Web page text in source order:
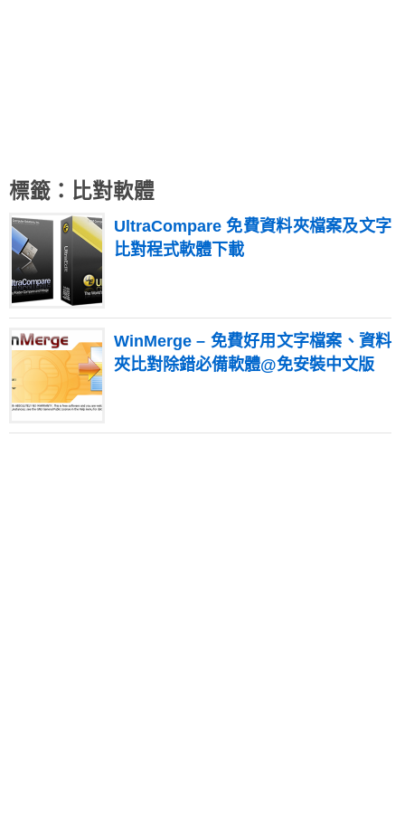
標籤：比對軟體
UltraCompare 免費資料夾檔案及文字
比對程式軟體下載
WinMerge – 免費好用文字檔案、資料
夾比對除錯必備軟體@免安裝中文版